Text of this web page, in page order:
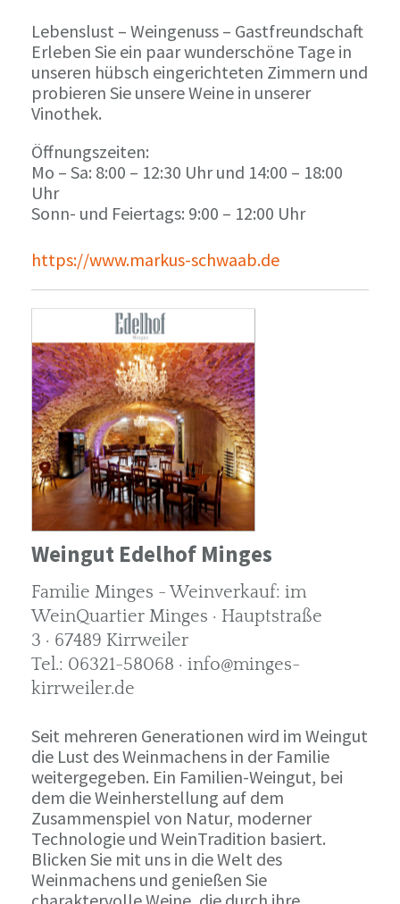
Lebenslust – Weingenuss – Gastfreundschaft
Erleben Sie ein paar wunderschöne Tage in
unseren hübsch eingerichteten Zimmern und
probieren Sie unsere Weine in unserer
Vinothek.
Öffnungszeiten:
Mo – Sa: 8:00 – 12:30 Uhr und 14:00 – 18:00
Uhr
Sonn- und Feiertags: 9:00 – 12:00 Uhr
https://www.markus-schwaab.de
Weingut Edelhof Minges
Familie Minges - Weinverkauf: im
WeinQuartier Minges · Hauptstraße
3 · 67489 Kirrweiler
Tel.: 06321-58068 · info@minges-
kirrweiler.de
Seit mehreren Generationen wird im Weingut
die Lust des Weinmachens in der Familie
weitergegeben. Ein Familien-Weingut, bei
dem die Weinherstellung auf dem
Zusammenspiel von Natur, moderner
Technologie und WeinTradition basiert.
Blicken Sie mit uns in die Welt des
Weinmachens und genießen Sie